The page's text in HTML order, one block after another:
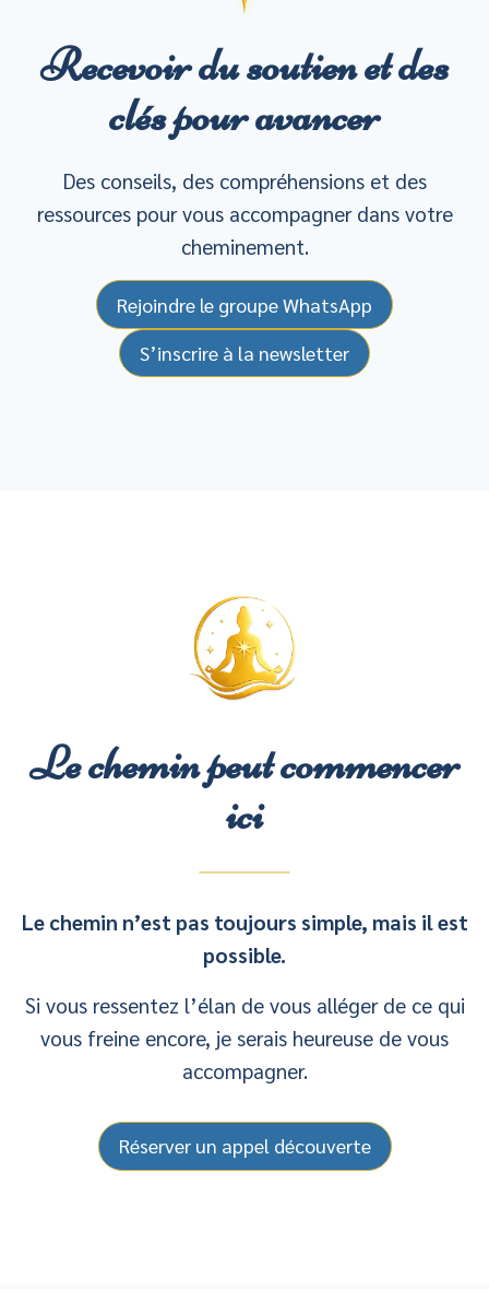
Recevoir du soutien et des
clés pour avancer
Des conseils, des compréhensions et des
ressources pour vous accompagner dans votre
cheminement.
Rejoindre le groupe WhatsApp
S’inscrire à la newsletter
Le chemin peut commencer
ici
Le chemin n’est pas toujours simple, mais il est
possible.
Si vous ressentez l’élan de vous alléger de ce qui
vous freine encore, je serais heureuse de vous
accompagner.
Réserver un appel découverte